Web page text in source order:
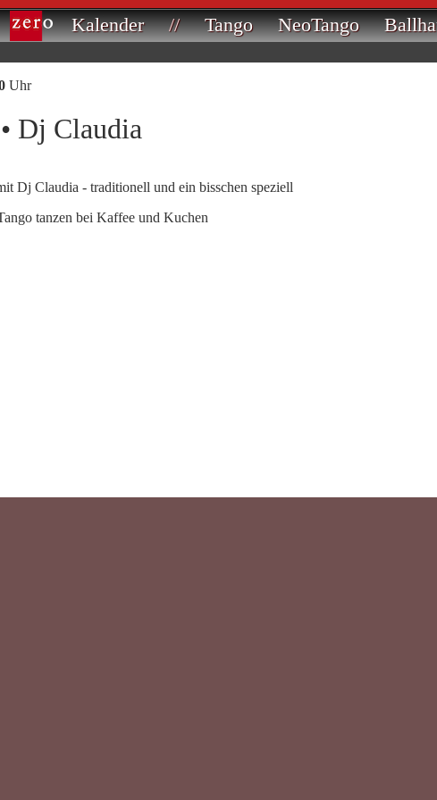
Kalender // Tango NeoTango
Uhr
Dj Claudia
Dj Claudia - traditionell und ein bisschen speziell
tanzen bei Kaffee und Kuchen